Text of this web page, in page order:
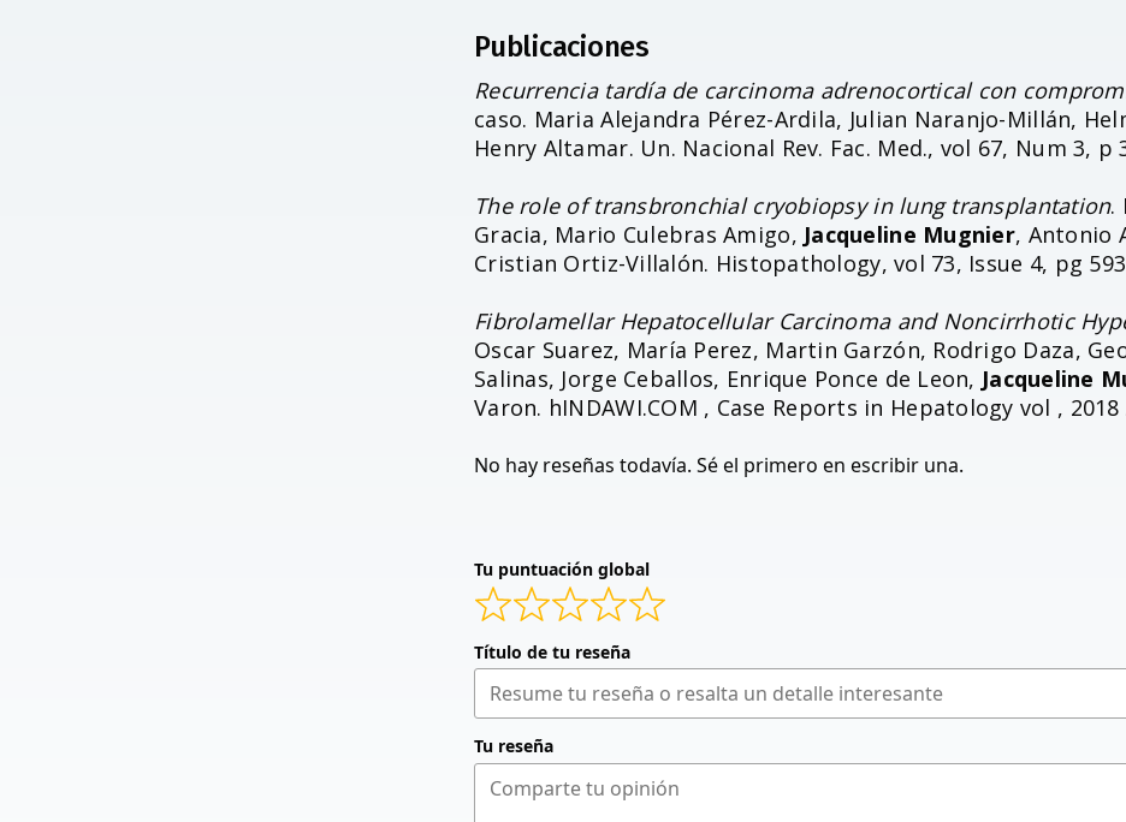
Publicaciones
Recurrencia tardía de carcinoma adrenocortical con
caso. Maria Alejandra Pérez-Ardila, Julian Naranjo-Millán,
Henry Altamar. Un. Nacional Rev. Fac. Med., vol 67, Num 3, p
The role of transbronchial cryobiopsy in lung transplantation.
Gracia, Mario Culebras Amigo, Jacqueline Mugnier, Antonio
Cristian Ortiz-Villalón. Histopathology, vol 73, Issue 4, pg
Fibrolamellar Hepatocellular Carcinoma and Noncirrhotic
Oscar Suarez, María Perez, Martin Garzón, Rodrigo Daza,
Salinas, Jorge Ceballos, Enrique Ponce de Leon, Jacqueline
Varon. hINDAWI.COM , Case Reports in Hepatology vol ,
No hay reseñas todavía. Sé el primero en escribir una.
Tu puntuación global
Título de tu reseña
Tu reseña